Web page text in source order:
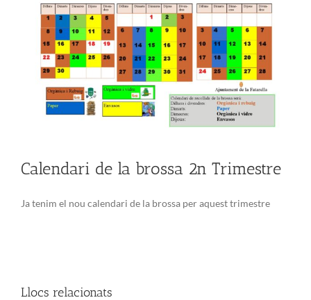
Calendari de la brossa 2n Trimestre
Ja tenim el nou calendari de la brossa per aquest trimestre
Llocs relacionats